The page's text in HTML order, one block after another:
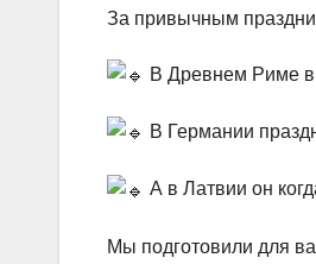
За привычным
В Древнем Риме в
В Германии
А в Латвии он
Мы подготовили для